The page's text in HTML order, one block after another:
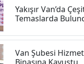
Yakışır Van’da
Temaslarda
Van Şubesi Hizmet